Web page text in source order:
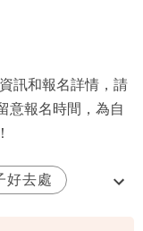
訊和報名詳情，請
意報名時間，為自
好去處